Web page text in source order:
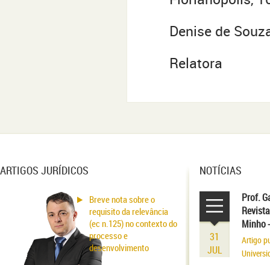
Denise de
Relatora
ARTIGOS JURÍDICOS
Breve nota sobre o
requisito da relevância
(ec n.125) no contexto do
processo e
desenvolvimento
NOTÍCIAS
31
JUL
Prof.
Minho
Artigo